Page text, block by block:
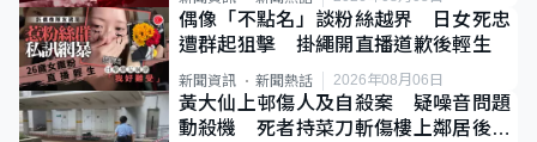
偶像「不點名」談粉絲越界 日女死忠
遭群起狙擊 掛繩開直播道歉後輕生
新聞資訊 新聞熱話 2026年08月06日
黃大仙上邨傷人及自殺案 疑噪音問題
動殺機 死者持菜刀斬傷樓上鄰居後墮